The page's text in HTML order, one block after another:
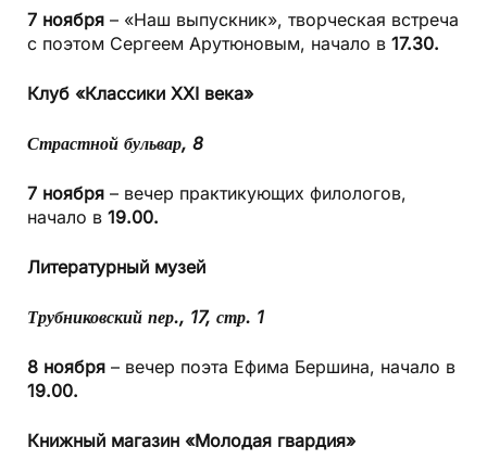
7 ноября – «Наш выпускник», творческая встреча
с поэтом Сергеем Арутюновым, начало в 17.30.
Клуб «Классики XXI века»
Страстной бульвар, 8
7 ноября – вечер практикующих филологов,
начало в 19.00.
Литературный музей
Трубниковский пер., 17, стр. 1
8 ноября – вечер поэта Ефима Бершина, начало в
19.00.
Книжный магазин «Молодая гвардия»